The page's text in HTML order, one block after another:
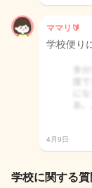
ママリ🔰
学校便り
4月9日
学校に関する質